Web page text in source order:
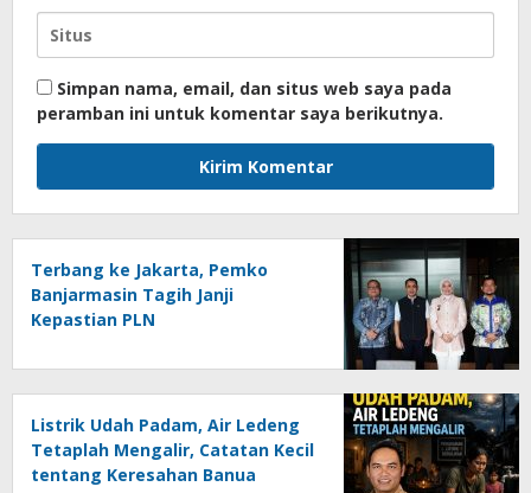
Simpan nama, email, dan situs web saya pada
peramban ini untuk komentar saya berikutnya.
Terbang ke Jakarta, Pemko
Banjarmasin Tagih Janji
Kepastian PLN
Listrik Udah Padam, Air Ledeng
Tetaplah Mengalir, Catatan Kecil
tentang Keresahan Banua